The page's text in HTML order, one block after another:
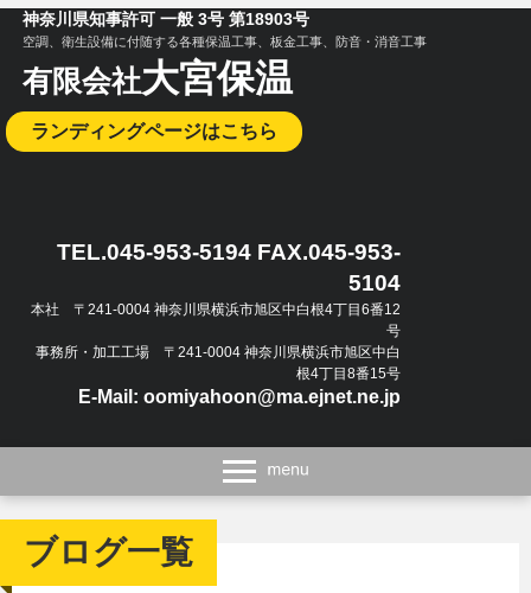
神奈川県知事許可 一般 3号 第18903号
空調、衛生設備に付随する各種保温工事、板金工事、防音・消音工事
有限会社大宮保温
ランディングページはこちら
TEL.045-953-5194 FAX.045-953-
5104
本社 〒241-0004 神奈川県横浜市旭区中白根4丁目6番12
号
事務所・加工工場 〒241-0004 神奈川県横浜市旭区中白
根4丁目8番15号
E-Mail: oomiyahoon@ma.ejnet.ne.jp
ブログ一覧